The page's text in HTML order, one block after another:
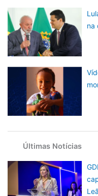
na
Últimas Notícias